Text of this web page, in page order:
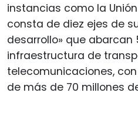
instancias como la Unión
consta de diez ejes de
desarrollo» que abarcan
infraestructura de
telecomunicaciones,
de más de 70 millones